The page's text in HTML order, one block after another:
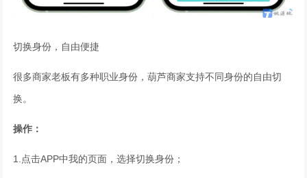
切换身份，自由便捷
很多商家老板有多种职业身份，葫芦商家支持不同身份的自由切
换。
操作：
1.点击APP中我的页面，选择切换身份；